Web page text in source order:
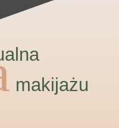
makijażu